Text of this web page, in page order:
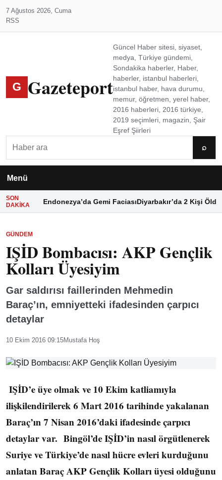
7 Ağustos 2026, Cuma
RSS
G Gazeteport
Güncel Haber sitesi, siyaset,
medya, Türkiye gündemi,
Sondakika haberler, Haber,
haberler, istanbul haberleri,
istanbul haber, hava durumu,
memur, öğretmen, yerel haber,
2016 haberleri, 2016 türkiye,
2019 seçimleri, magazin, Şair
Eşref Şiirleri
⌕
Menü
SON
DAKIKA
Endonezya’da Gemi FaciasıDiyarbakır’da 2 Kişi Öldü
GÜNDEM
IŞİD Bombacısı: AKP Gençlik
Kolları Üyesiyim
Gar saldırısı faillerinden Mehmedin
Baraç’ın, emniyetteki ifadesinden çarpıcı
detaylar
10 Ekim 2016 09:15Mustafa Hoş
IŞİD’e üye olmak ve 10 Ekim katliamıyla
ilişkilendirilerek 6 Mart 2016 tarihinde yakalanan
Baraç’ın 7 Nisan 2016’daki ifadesinde çarpıcı
detaylar var. Bingöl’de IŞİD’in nasıl örgütlenerek
Suriye ve Türkiye’de nasıl hücre evleri kurduğunu
anlatan Baraç AKP Gençlik Kolları üyesi olduğunu